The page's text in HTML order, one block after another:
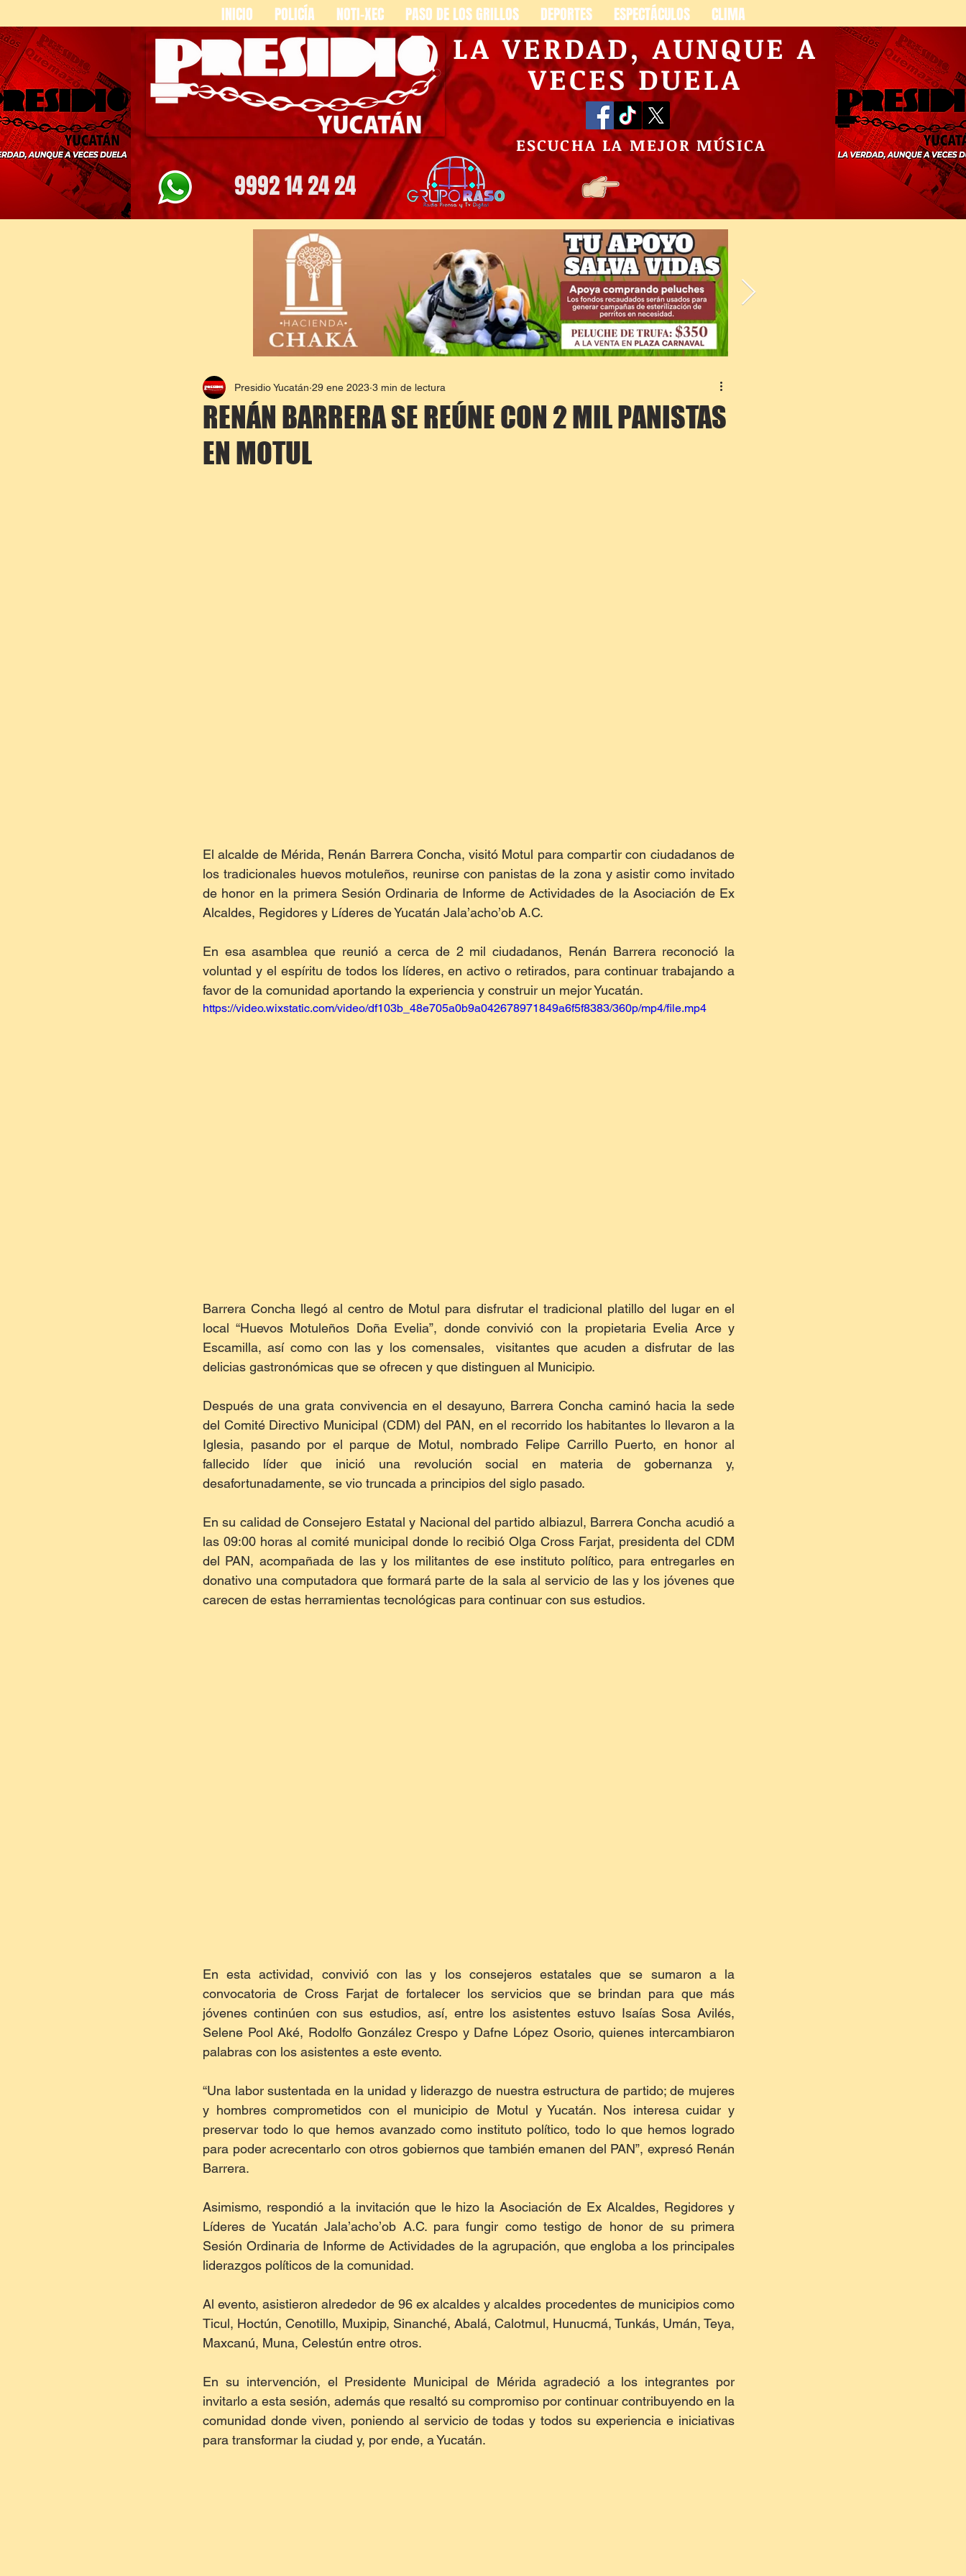
INICIO POLICÍA NOTI-XEC PASO DE LOS GRILLOS DEPORTES ESPECTÁCULOS CLIMA
LA VERDAD, AUNQUE A
VECES DUELA
ESCUCHA LA MEJOR MÚSICA
9992 14 24 24
RENÁN BARRERA SE REÚNE CON 2 MIL PANISTAS
EN MOTUL
Presidio Yucatán 29 ene 2023 3 min de lectura
El alcalde de Mérida, Renán Barrera Concha, visitó Motul para compartir con ciudadanos de
los tradicionales huevos motuleños, reunirse con panistas de la zona y asistir como invitado
de honor en la primera Sesión Ordinaria de Informe de Actividades de la Asociación de Ex
Alcaldes, Regidores y Líderes de Yucatán Jala’acho’ob A.C.
En esa asamblea que reunió a cerca de 2 mil ciudadanos, Renán Barrera reconoció la
voluntad y el espíritu de todos los líderes, en activo o retirados, para continuar trabajando a
favor de la comunidad aportando la experiencia y construir un mejor Yucatán.
https://video.wixstatic.com/video/df103b_48e705a0b9a042678971849a6f5f8383/360p/mp4/file.mp4
Barrera Concha llegó al centro de Motul para disfrutar el tradicional platillo del lugar en el
local “Huevos Motuleños Doña Evelia”, donde convivió con la propietaria Evelia Arce y
Escamilla, así como con las y los comensales,  visitantes que acuden a disfrutar de las
delicias gastronómicas que se ofrecen y que distinguen al Municipio.
Después de una grata convivencia en el desayuno, Barrera Concha caminó hacia la sede
del Comité Directivo Municipal (CDM) del PAN, en el recorrido los habitantes lo llevaron a la
Iglesia, pasando por el parque de Motul, nombrado Felipe Carrillo Puerto, en honor al
fallecido líder que inició una revolución social en materia de gobernanza y,
desafortunadamente, se vio truncada a principios del siglo pasado.
En su calidad de Consejero Estatal y Nacional del partido albiazul, Barrera Concha acudió a
las 09:00 horas al comité municipal donde lo recibió Olga Cross Farjat, presidenta del CDM
del PAN, acompañada de las y los militantes de ese instituto político, para entregarles en
donativo una computadora que formará parte de la sala al servicio de las y los jóvenes que
carecen de estas herramientas tecnológicas para continuar con sus estudios.
En esta actividad, convivió con las y los consejeros estatales que se sumaron a la
convocatoria de Cross Farjat de fortalecer los servicios que se brindan para que más
jóvenes continúen con sus estudios, así, entre los asistentes estuvo Isaías Sosa Avilés,
Selene Pool Aké, Rodolfo González Crespo y Dafne López Osorio, quienes intercambiaron
palabras con los asistentes a este evento.
“Una labor sustentada en la unidad y liderazgo de nuestra estructura de partido; de mujeres
y hombres comprometidos con el municipio de Motul y Yucatán. Nos interesa cuidar y
preservar todo lo que hemos avanzado como instituto político, todo lo que hemos logrado
para poder acrecentarlo con otros gobiernos que también emanen del PAN”, expresó Renán
Barrera.
Asimismo, respondió a la invitación que le hizo la Asociación de Ex Alcaldes, Regidores y
Líderes de Yucatán Jala’acho’ob A.C. para fungir como testigo de honor de su primera
Sesión Ordinaria de Informe de Actividades de la agrupación, que engloba a los principales
liderazgos políticos de la comunidad.
Al evento, asistieron alrededor de 96 ex alcaldes y alcaldes procedentes de municipios como
Ticul, Hoctún, Cenotillo, Muxipip, Sinanché, Abalá, Calotmul, Hunucmá, Tunkás, Umán, Teya,
Maxcanú, Muna, Celestún entre otros.
En su intervención, el Presidente Municipal de Mérida agradeció a los integrantes por
invitarlo a esta sesión, además que resaltó su compromiso por continuar contribuyendo en la
comunidad donde viven, poniendo al servicio de todas y todos su experiencia e iniciativas
para transformar la ciudad y, por ende, a Yucatán.